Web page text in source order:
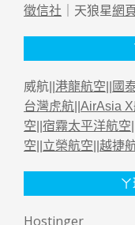
徵信社 ｜天狼星網
威航|| 港龍航空 國
台灣虎航 AirAsia
空 宿霧太平洋航空
空 立榮航空 越捷
Hostinger